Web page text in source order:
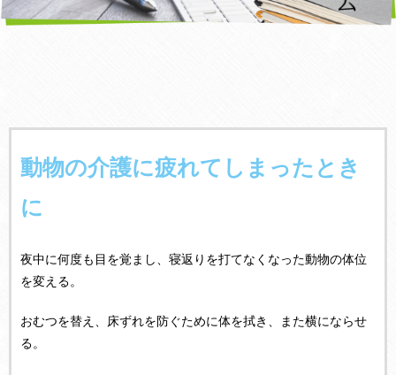
動物の介護に疲れてしまったとき
に
夜中に何度も目を覚まし、寝返りを打てなくなった動物の体位
を変える。
おむつを替え、床ずれを防ぐために体を拭き、また横にならせ
る。